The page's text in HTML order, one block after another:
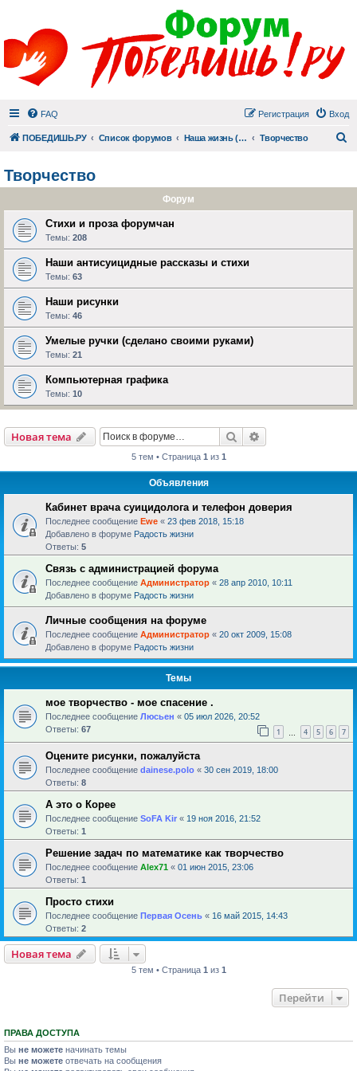
FAQ Вход
Регистрация
ПОБЕДИШЬ.РУ Список форумов Наша жизнь (не всё же о суициде!) Творчество
Творчество
Форум
Стихи и проза форумчан
Темы: 208
Наши антисуицидные рассказы и стихи
Темы: 63
Наши рисунки
Темы: 46
Умелые ручки (сделано своими руками)
Темы: 21
Компьютерная графика
Темы: 10
Новая тема Поиск
5 тем • Страница 1 из 1
Объявления
Кабинет врача суицидолога и телефон доверия
Последнее сообщение Ewe « 23 фев 2018, 15:18
Добавлено в форуме Радость жизни
Ответы: 5
Связь с администрацией форума
Последнее сообщение Администратор « 28 апр 2010, 10:11
Добавлено в форуме Радость жизни
Личные сообщения на форуме
Последнее сообщение Администратор « 20 окт 2009, 15:08
Добавлено в форуме Радость жизни
Темы
мое творчество - мое спасение .
Последнее сообщение Люсьен « 05 июл 2026, 20:52
Ответы: 67 1 4 5 6 7
Оцените рисунки, пожалуйста
Последнее сообщение dainese.polo « 30 сен 2019, 18:00
Ответы: 8
А это о Корее
Последнее сообщение SoFA Kir « 19 ноя 2016, 21:52
Ответы: 1
Решение задач по математике как творчество
Последнее сообщение Alex71 « 01 июн 2015, 23:06
Ответы: 1
Просто стихи
Последнее сообщение Первая Осень « 16 май 2015, 14:43
Ответы: 2
Новая тема
5 тем • Страница 1 из 1
Перейти
ПРАВА ДОСТУПА
Вы не можете начинать темы
Вы не можете отвечать на сообщения